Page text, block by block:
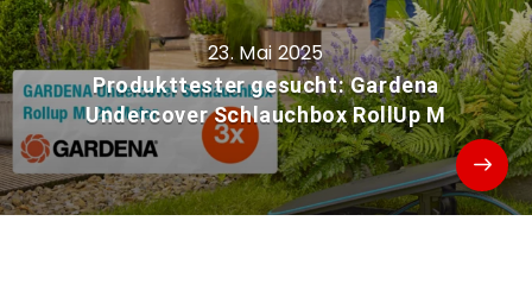
23. Mai 2025
Produkttester gesucht: Gardena
Undercover Schlauchbox RollUp M